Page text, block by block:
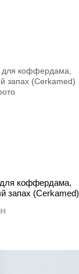
коффердама,
запах (Cerkamed)